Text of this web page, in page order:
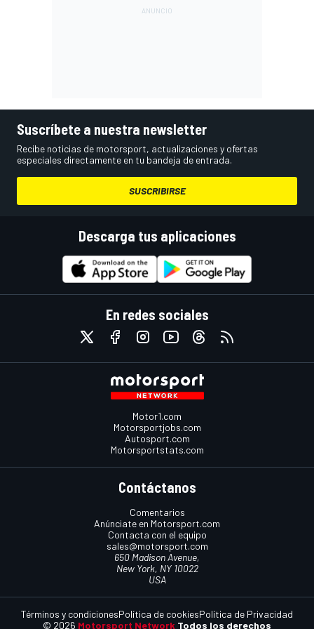
Suscríbete a nuestra newsletter
Recibe noticias de motorsport, actualizaciones y ofertas
especiales directamente en tu bandeja de entrada.
SUSCRIBIRSE
Descarga tus aplicaciones
En redes sociales
Motor1.com
Motorsportjobs.com
Autosport.com
Motorsportstats.com
Contáctanos
Comentarios
Anúnciate en Motorsport.com
Contacta con el equipo
sales@motorsport.com
650 Madison Avenue,
New York, NY 10022
USA
© 2026 Motorsport Network Todos los derechos
Términos y condicionesPolítica de cookiesPolítica de Privacidad